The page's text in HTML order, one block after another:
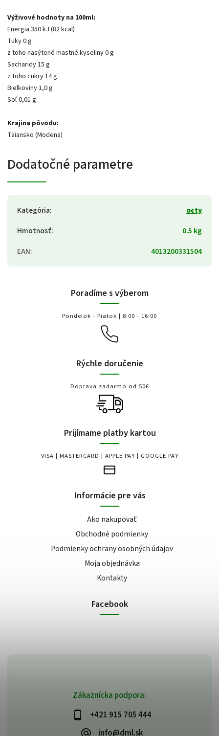
Výživové hodnoty na 100ml:
Energia 350 kJ (82 kcal)
Tuky 0 g
z toho nasýtené mastné kyseliny 0 g
Sacharidy 15 g
z toho cukry 14 g
Bielkoviny 1,0 g
Soľ 0,01 g
Krajina pôvodu:
Taiansko (Modena)
Dodatočné parametre
Kategória:
octy
Hmotnosť:
0.5 kg
EAN: 4013200331504
Zákaznícka podpora:
+421 915 705 444
info@dml.sk
Poradíme s výberom
Pondelok - Piatok | 8:00 - 16:00
Rýchle doručenie
Doprava zadarmo od 50€
Prijímame platby kartou
VISA | MASTERCARD | APPLE PAY | GOOGLE PAY
Informácie pre vás
Ako nakupovať
Obchodné podmienky
Podmienky ochrany osobných údajov
Moja objednávka
Kontakty
Facebook